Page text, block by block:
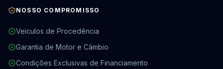
NOSSO COMPROMISSO
Veículos de Procedência
Garantia de Motor e Câmbio
Condições Exclusivas de Financiamento